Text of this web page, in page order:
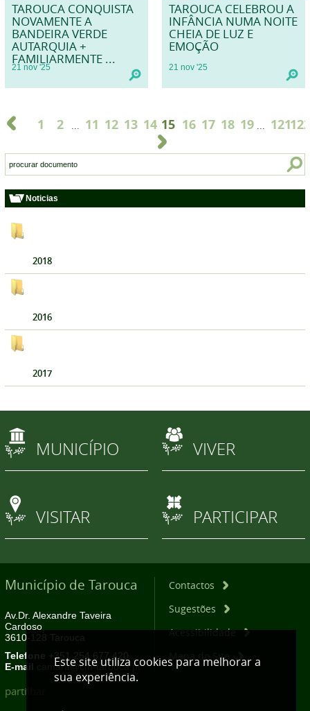
TAROUCA CONQUISTA
NOVAMENTE A
BANDEIRA VERDE
AUTARQUIA +
FAMILIARMENTE ...
21 nov '25
TAROUCA CELEBROU A
INFÂNCIA NUMA NOITE
CHEIA DE LUZ E
EMOÇÃO
21 nov '25
1 2 ... 11 12 13 14 15 16 17 18 19 ... 121122
Noticias
2018
2016
2017
MUNICÍPIO VIVER
VISITAR PARTICIPAR
Município de Tarouca
Av.Dr. Alexandre Taveira
Cardoso
3610-128 Tarouca
Telefone +351 254 677 420
E-mail
camara@cm-tarouca.pt
Contactos
Sugestões
Acessibilidade
Mapa do Site
partilhar
Este site utiliza cookies para melhorar a
sua experiência.